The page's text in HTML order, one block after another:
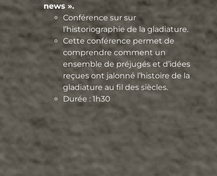
news ».
Conférence sur sur
l’historiographie de la gladiature.
Cette conférence permet de
comprendre comment un
ensemble de préjugés et d’idées
reçues ont jalonné l’histoire de la
gladiature au fil des siècles.
Durée : 1h30